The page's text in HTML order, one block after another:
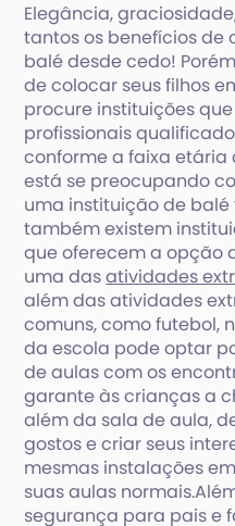
Elegância,
tantos os benefícios de
balé desde cedo!
de colocar seus filhos
procure instituições
profissionais
conforme a faixa etária
está se preocupando
uma instituição de
também existem
que oferecem a opção
uma dasatividades
além das atividades
comuns, como futebol,
da escola pode optar
de aulas com os
garante às crianças a
além da sala de aula,
gostos e criar seus
mesmas instalações
suas aulas
segurança para pais e